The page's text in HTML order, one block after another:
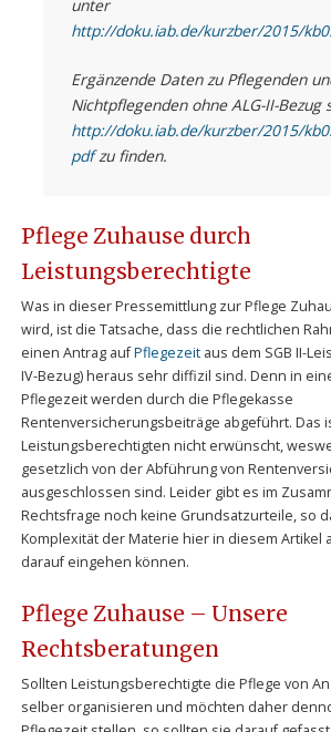
unter
http://doku.iab.de/kurzber/2015/
Ergänzende Daten zu Pflegenden
Nichtpflegenden ohne ALG-II-Bezug
http://doku.iab.de/kurzber/2015/
pdfzu finden.
Pflege Zuhause durch
Leistungsberechtigte
Was in dieser Pressemittlung zur Pflege
wird, ist die Tatsache, dass die rechtlichen
einen Antrag aufPflegezeitaus dem SGB II-
IV-Bezug) heraus sehr diffizil sind. Denn in
Pflegezeit werden durch die Pflegekasse
Rentenversicherungsbeiträge abgeführt. Das
Leistungsberechtigten nicht erwünscht,
gesetzlich von der Abführung von
ausgeschlossen sind. Leider gibt es im
Rechtsfrage noch keine Grundsatzurteile, so
Komplexität der Materie hier in diesem Artikel
darauf eingehen können.
Pflege Zuhause – Unsere
Rechtsberatungen
Sollten Leistungsberechtigte die Pflege von
selber organisieren und möchten daher